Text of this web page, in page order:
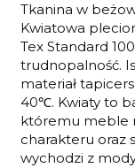
Tkanina w
Kwiatowa
Tex Standard
trudnopalność.
materiał
40℃. Kwiaty to
któremu meble
charakteru oraz
wychodzi z